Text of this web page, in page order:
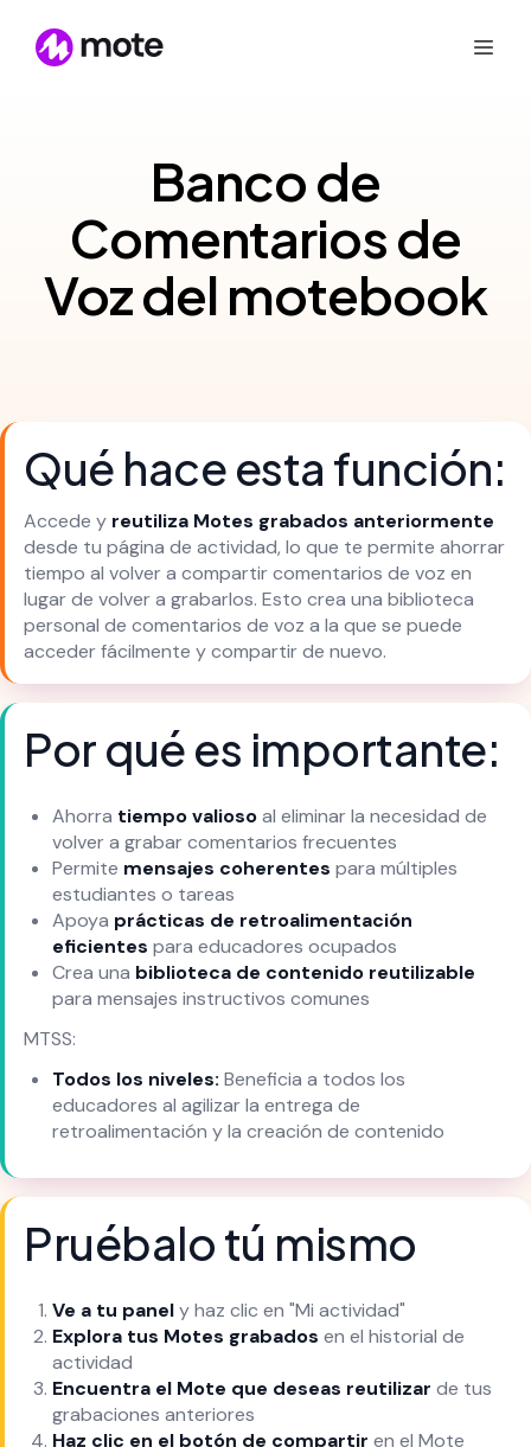
Banco de
Comentarios de
Voz del motebook
Qué hace esta función:
Accede y reutiliza Motes grabados anteriormente
desde tu página de actividad, lo que te permite ahorrar
tiempo al volver a compartir comentarios de voz en
lugar de volver a grabarlos. Esto crea una biblioteca
personal de comentarios de voz a la que se puede
acceder fácilmente y compartir de nuevo.
Por qué es importante:
Ahorra tiempo valiosoal eliminar la necesidad de
volver a grabar comentarios frecuentes
Permite mensajes coherentes para múltiples
estudiantes o tareas
Apoya prácticas de retroalimentación
eficientes para educadores ocupados
Crea una biblioteca de contenido reutilizable
para mensajes instructivos comunes
MTSS:
Todos los niveles: Beneficia a todos los
educadores al agilizar la entrega de
retroalimentación y la creación de contenido
Pruébalo tú mismo
Ve a tu panely haz clic en "Mi actividad"
Explora tus Motes grabados en el historial de
actividad
Encuentra el Mote que deseas reutilizar de tus
grabaciones anteriores
Haz clic en el botón de compartir en el Mote